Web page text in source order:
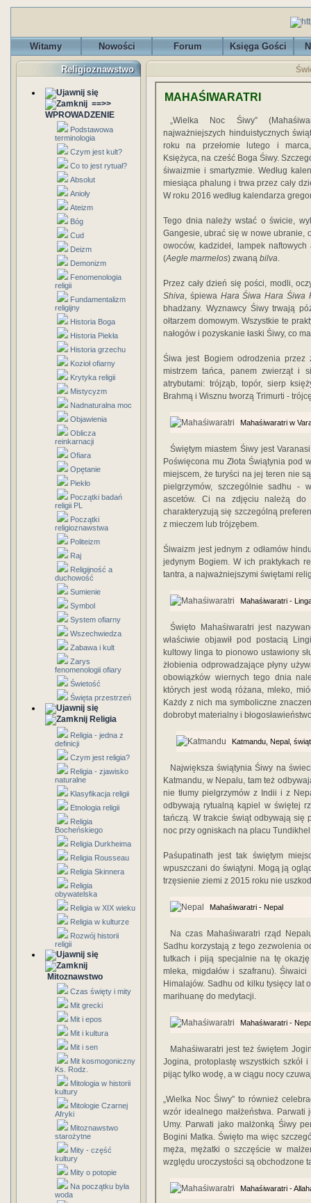
Witamy Nowości Forum Księga Gości
Religioznawstwo
==>>
WPROWADZENIE
Podstawowa
terminologia
Czym jest kult?
Co to jest rytuał?
Absolut
Anioły
Ateizm
Bóg
Cud
Deizm
Demonizm
Fenomenologia
religii
Fundamentalizm
religijny
Historia Boga
Historia Piekła
Historia grzechu
Kozioł ofiarny
Krytyka religii
Mistycyzm
Nadnaturalna moc
Objawienia
Oblicza
reinkarnacji
Ofiara
Opętanie
Piekło
Początki badań
religii PL
Początki
religioznawstwa
Politeizm
Raj
Religijność a
duchowość
Sumienie
Symbol
System ofiarny
Wszechwiedza
Zabawa i kult
Zarys
fenomenologii ofiary
Świetość
Święta przestrzeń
Religia
Religia - jedna z
definicji
Czym jest religia?
Religia - zjawisko
naturalne
Klasyfikacja religii
Etnologia religii
Religia
Bocheńskiego
Religia Durkheima
Religia Rousseau
Religia Skinnera
Religia
obywatelska
Religia w XIX wieku
Religia w kulturze
Rozwój historii
religii
Mitoznawstwo
Czas święty i mity
Mit grecki
Mit i epos
Mit i kultura
Mit i sen
Mit kosmogoniczny
Ks. Rodz.
Mitologia w historii
kultury
Mitologie Czarnej
Afryki
Mitoznawstwo
starożytne
Mity - część
kultury
Mity o potopie
Na początku była
woda
MAHAŚIWARATRI
„Wielka Noc Śiwy”
najważniejszych hinduistycznych
roku na przełomie lutego i
Księżyca, na cześć Boga Śiwy.
śiwaizmie i smartyzmie. Według
miesiąca phalung i trwa przez cały
W roku 2016 według kalendarza
Tego dnia należy wstać o świcie,
Gangesie, ubrać się w nowe ubranie,
owoców, kadzideł, lampek
(Aegle marmelos) zwaną bilva.
Przez cały dzień się pości, modli,
Shiva, śpiewa Hara Śiwa Hara Śiwa
bhadżany. Wyznawcy Śiwy trwają
ołtarzem domowym. Wszystkie te
nałogów i pozyskanie łaski Śiwy, co
Śiwa jest Bogiem odrodzenia przez
mistrzem tańca, panem zwierząt i
atrybutami: trójząb, topór, sierp
Brahmą i Wisznu tworzą Trimurti -
Mahaśiwaratri w
Świętym miastem Śiwy jest
Poświęcona mu Złota Świątynia pod
miejscem, że turyści na jej teren nie
pielgrzymów, szczególnie sadhu -
ascetów. Ci na zdjęciu należą do
charakteryzują się szczególną
z mieczem lub trójzębem.
Śiwaizm jest jednym z odłamów
jedynym Bogiem. W ich praktykach
tantra, a najważniejszymi świętami
Mahaśiwaratri -
Święto Mahaśiwaratri jest
właściwie objawił pod postacią
kultowy linga to pionowo ustawiony
żłobienia odprowadzające płyny
obowiązków wiernych tego dnia
których jest wodą różana, mleko,
Każdy z nich ma symboliczne
dobrobyt materialny i
Katmandu, Nepal,
Największa świątynia Śiwy na
Katmandu, w Nepalu, tam też
nie tłumy pielgrzymów z Indii i z
odbywają rytualną kąpiel w świętej
tańczą. W trakcie świąt odbywają się
noc przy ogniskach na placu
Paśupatinath jest tak świętym
wpuszczani do świątyni. Mogą ją
trzęsienie ziemi z 2015 roku nie
Mahaśiwaratri - Nepal
Na czas Mahaśiwaratri rząd
Sadhu korzystają z tego zezwolenia
tutkach i piją specjalnie na tę
mleka, migdałów i szafranu).
Himalajów. Sadhu od kilku tysięcy lat
marihuanę do medytacji.
Mahaśiwaratri -
Mahaśiwaratri jest też świętem
Jogina, protoplastę wszystkich szkół
pijąc tylko wodę, a w ciągu nocy
„Wielka Noc Śiwy” to również
wzór idealnego małżeństwa.
Umy. Parwati jako małżonką Śiwy
Bogini Matka. Święto ma więc
męża, mężatki o szczęście w
względu uroczystości są obchodzone
Mahaśiwaratri -